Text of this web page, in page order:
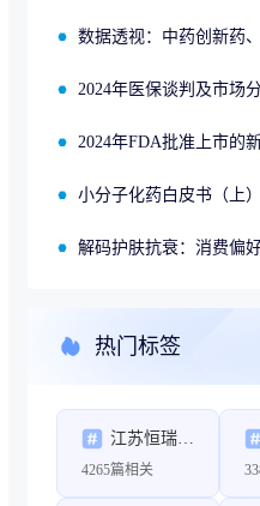
2024年医保谈判及市场
2024年FDA批准上市的
小分子化药白皮书（上）
热门标签
江苏恒瑞医药股份有限公司
4265篇相关